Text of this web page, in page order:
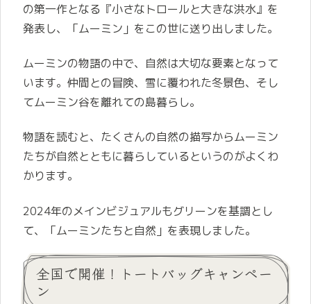
の第一作となる『小さなトロールと大きな洪水』を
発表し、「ムーミン」をこの世に送り出しました。
ムーミンの物語の中で、自然は大切な要素となって
います。仲間との冒険、雪に覆われた冬景色、そし
てムーミン谷を離れての島暮らし。
物語を読むと、たくさんの自然の描写からムーミン
たちが自然とともに暮らしているというのがよくわ
かります。
2024年のメインビジュアルもグリーンを基調とし
て、「ムーミンたちと自然」を表現しました。
全国で開催！トートバッグキャンペー
ン